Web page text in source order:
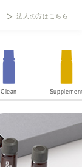
法人の方はこちら
Clean